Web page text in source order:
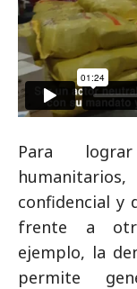
Para
confidencial y
frente a
ejemplo, la
permite